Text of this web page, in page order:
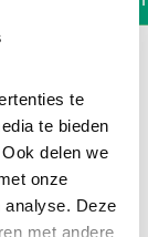
te
te bieden
delen we
onze
analyse. Deze
met andere